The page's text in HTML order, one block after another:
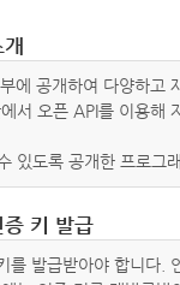
에 공개하여 다양하
서 오픈 API를 이용해
있도록 공개한 프로그
키 발급
를 발급받아야 합니다